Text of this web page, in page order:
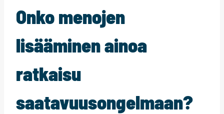
Onko menojen
lisääminen ainoa
ratkaisu
saatavuusongelmaan?